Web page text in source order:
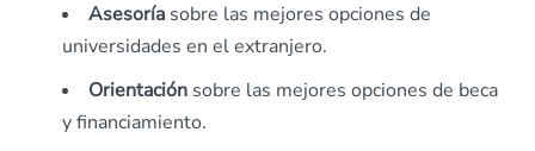
Asesoría sobre las mejores opciones de
universidades en el extranjero.
Orientación sobre las mejores opciones de beca
y financiamiento.